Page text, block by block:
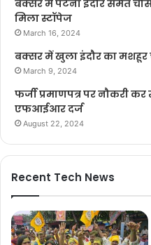
बक्सर में पटना इंदौर समेत
मिला स्टॉपेज
March 16, 2024
बक्सर में खुला इंदौर का मशहूर
March 9, 2024
फर्जी प्रमाणपत्र पर नौकरी कर
एफआईआर दर्ज
August 22, 2024
Recent Tech News